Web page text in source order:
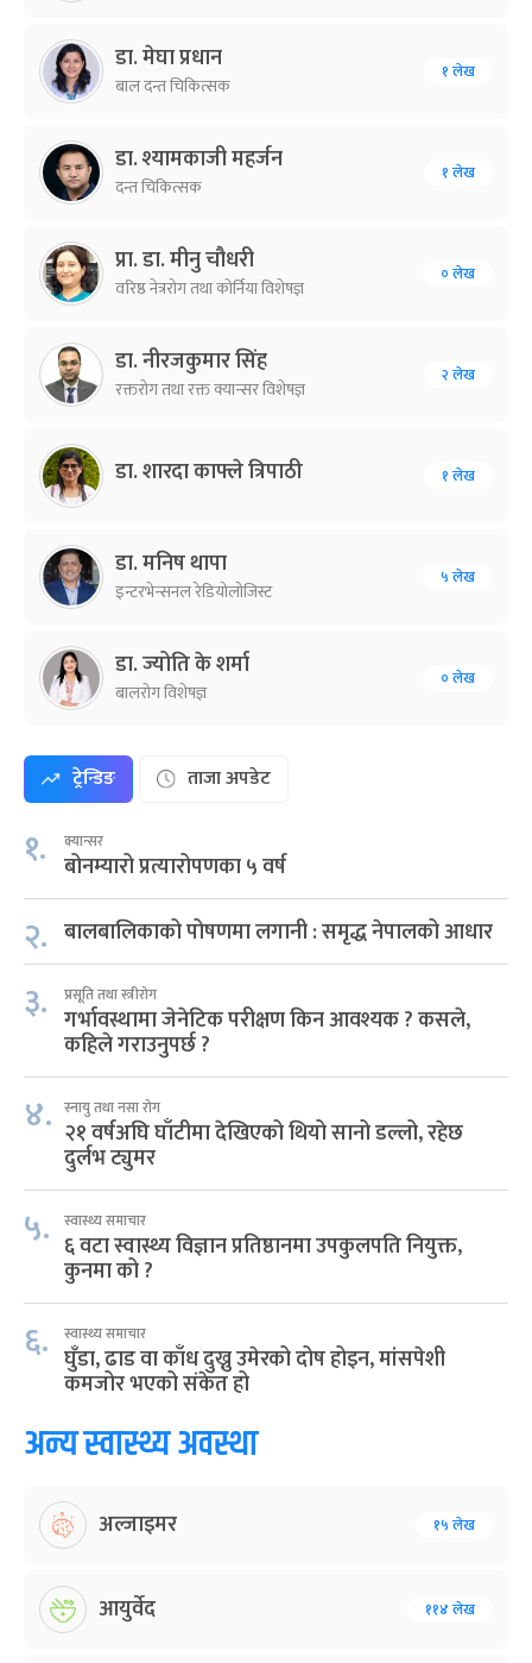
डा. मेघा प्रधान
बाल दन्त चिकित्सक
१ लेख
डा. श्यामकाजी महर्जन
दन्त चिकित्सक
१ लेख
प्रा. डा. मीनु चौधरी
वरिष्ठ नेत्ररोग तथा कोर्निया विशेषज्ञ
० लेख
डा. नीरजकुमार सिंह
रक्तरोग तथा रक्त क्यान्सर विशेषज्ञ
२ लेख
डा. शारदा काफ्ले त्रिपाठी १ लेख
डा. मनिष थापा
इन्टरभेन्सनल रेडियोलोजिस्ट
५ लेख
डा. ज्योति के शर्मा
बालरोग विशेषज्ञ
० लेख
ट्रेन्डिङ ताजा अपडेट
१. क्यान्सर
बोनम्यारो प्रत्यारोपणका ५ वर्ष
२. बालबालिकाको पोषणमा लगानी : समृद्ध नेपालको आधार
३. प्रसूति तथा स्त्रीरोग
गर्भावस्थामा जेनेटिक परीक्षण किन आवश्यक ? कसले,
कहिले गराउनुपर्छ ?
४. स्नायु तथा नसा रोग
२१ वर्षअघि घाँटीमा देखिएको थियो सानो डल्लो, रहेछ
दुर्लभ ट्युमर
५. स्वास्थ्य समाचार
६ वटा स्वास्थ्य विज्ञान प्रतिष्ठानमा उपकुलपति नियुक्त,
कुनमा को ?
६. स्वास्थ्य समाचार
घुँडा, ढाड वा काँध दुख्नु उमेरको दोष होइन, मांसपेशी
कमजोर भएको संकेत हो
अन्य स्वास्थ्य अवस्था
अल्जाइमर १५ लेख
आयुर्वेद ११४ लेख